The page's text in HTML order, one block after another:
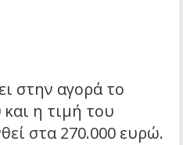
στην αγορά το
και η τιμή του
στα 270.000 ευρώ.